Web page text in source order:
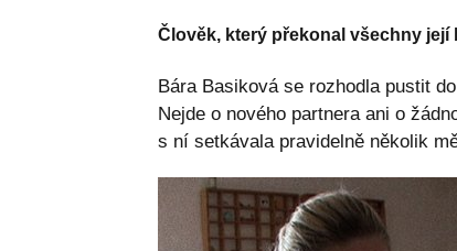
Člověk, který překonal všechny její
Bára Basiková se rozhodla pustit
Nejde o nového partnera ani o
s ní setkávala pravidelně několik